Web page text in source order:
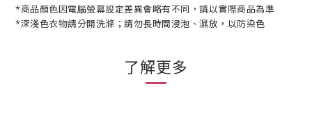
*商品顏色因電腦螢幕設定差異會略有不同，請以實際商品為準
*深淺色衣物請分開洗滌；請勿長時間浸泡、濕放，以防染色
了解更多